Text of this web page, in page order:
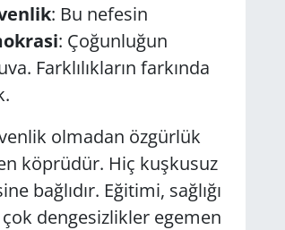
: Bu nefesin
: Çoğunluğun
Farklılıkların farkında
olmadan özgürlük
köprüdür. Hiç kuşkusuz
bağlıdır. Eğitimi, sağlığı
dengesizlikler egemen